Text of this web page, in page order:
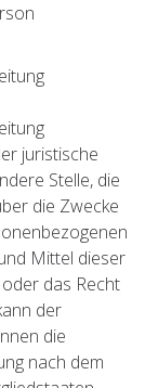
juristische
Stelle, die
die Zwecke
Mittel dieser
das Recht
der
die
nach dem